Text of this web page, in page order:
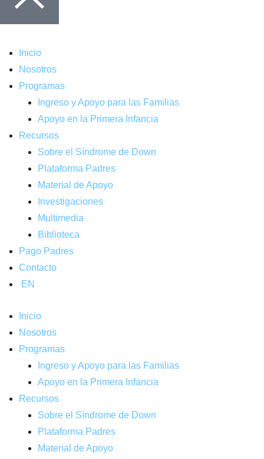
Inicio
Nosotros
Programas
Ingreso y Apoyo para las Familias
Apoyo en la Primera Infancia
Recursos
Sobre el Síndrome de Down
Plataforma Padres
Material de Apoyo
Investigaciones
Multimedia
Biblioteca
Pago Padres
Contacto
EN
Inicio
Nosotros
Programas
Ingreso y Apoyo para las Familias
Apoyo en la Primera Infancia
Recursos
Sobre el Síndrome de Down
Plataforma Padres
Material de Apoyo